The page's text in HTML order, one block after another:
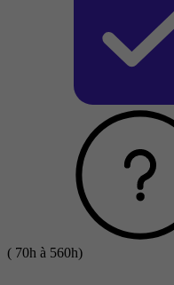
( 70h à 560h)